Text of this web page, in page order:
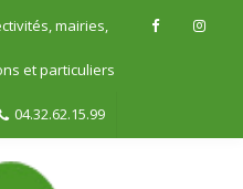
mairies,
et particuliers
04.32.62.15.99